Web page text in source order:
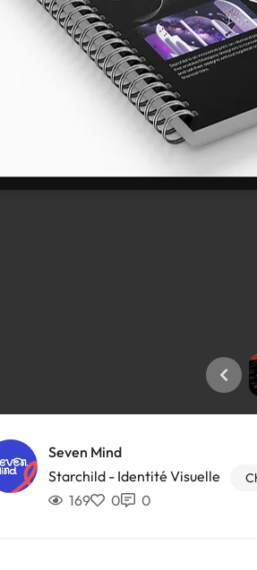
Seven Mind
Starchild - Identité Visuelle
169 0 0